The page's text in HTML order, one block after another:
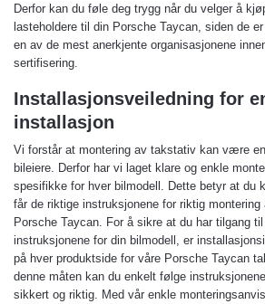
Derfor kan du føle deg trygg når du velger å
lasteholdere til din Porsche Taycan, siden de
en av de mest anerkjente organisasjonene
sertifisering.
Installasjonsveiledning for
installasjon
Vi forstår at montering av takstativ kan være
bileiere. Derfor har vi laget klare og enkle
spesifikke for hver bilmodell. Dette betyr at du
får de riktige instruksjonene for riktig
Porsche Taycan. For å sikre at du har tilgang
instruksjonene for din bilmodell, er
på hver produktside for våre Porsche Taycan
denne måten kan du enkelt følge
sikkert og riktig. Med vår enkle